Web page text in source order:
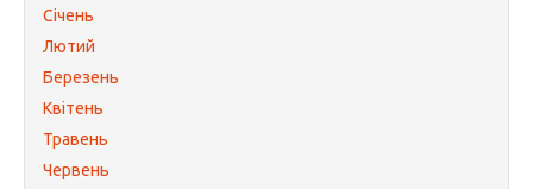
Січень
Лютий
Березень
Квітень
Травень
Червень